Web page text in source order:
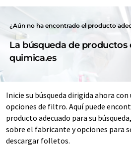
¿Aún no ha encontrado el producto
La búsqueda de productos
quimica.es
Inicie su búsqueda dirigida ahora
opciones de filtro. Aquí puede
producto adecuado para su
sobre el fabricante y opciones para
descargar folletos.